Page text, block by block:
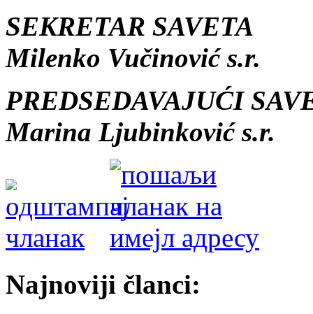
SEKRETAR SAVETA
Milenko Vučinović s.r.
PREDSEDAVAJUĆI
Marina Ljubinković s.r.
Najnoviji članci: